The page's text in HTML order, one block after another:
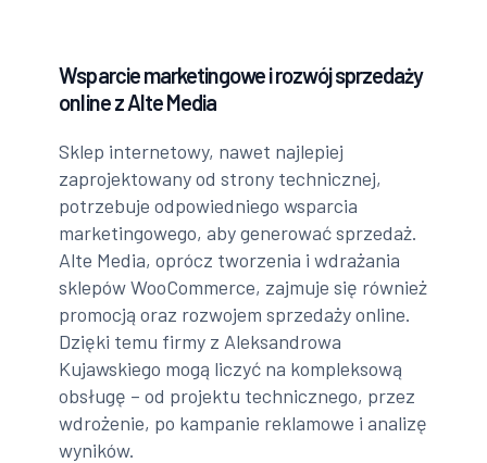
Wsparcie marketingowe i rozwój sprzedaży
online z Alte Media
Sklep internetowy, nawet najlepiej
zaprojektowany od strony technicznej,
potrzebuje odpowiedniego wsparcia
marketingowego, aby generować sprzedaż.
Alte Media, oprócz tworzenia i wdrażania
sklepów WooCommerce, zajmuje się również
promocją oraz rozwojem sprzedaży online.
Dzięki temu firmy z Aleksandrowa
Kujawskiego mogą liczyć na kompleksową
obsługę – od projektu technicznego, przez
wdrożenie, po kampanie reklamowe i analizę
wyników.